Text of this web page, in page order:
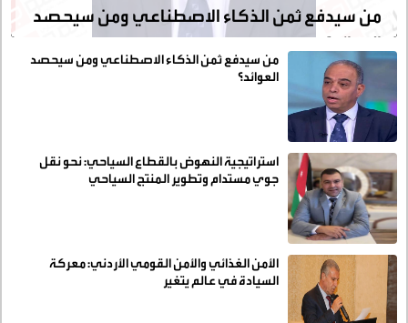
من سيدفع ثمن الذكاء الاصطناعي ومن سيحصد
العوائد؟
من سيدفع ثمن الذكاء الاصطناعي ومن سيحصد
العوائد؟
استراتيجية النهوض بالقطاع السياحي: نحو نقل
جوي مستدام وتطوير المنتج السياحي
الأمن الغذائي والأمن القومي الأردني: معركة
السيادة في عالم يتغير